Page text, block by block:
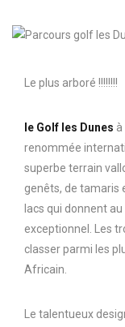
Le plus arboré !!!!!!!!
le Golf les Dunes à
renommée
superbe terrain
genêts, de tamaris
lacs qui donnent
exceptionnel. Les
classer parmi les
Africain.
Le talentueux